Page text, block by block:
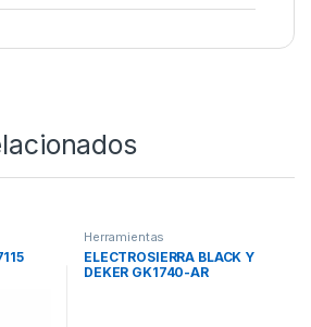
Herramientas
ELECTROSIERRA BLACK Y
DEKER GK1740-AR